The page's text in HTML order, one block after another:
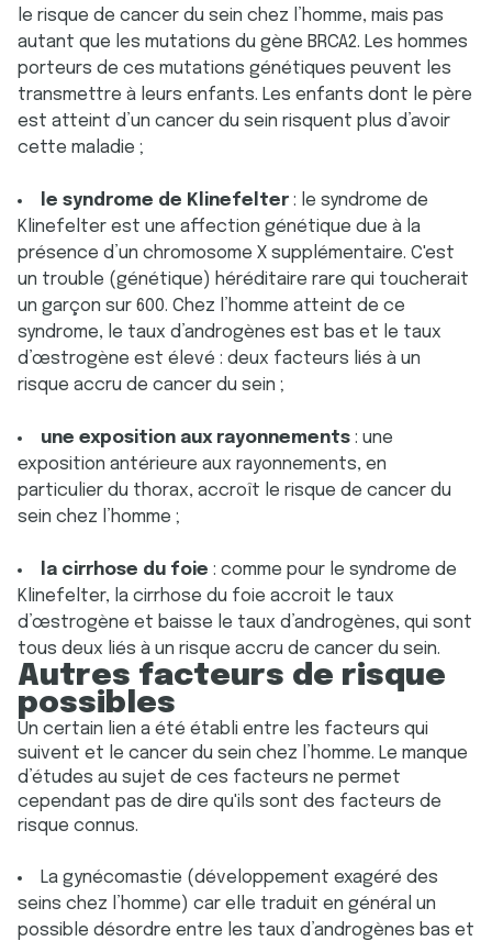
le risque de cancer du sein chez l’homme, mais pas
autant que les mutations du gène BRCA2. Les hommes
porteurs de ces mutations génétiques peuvent les
transmettre à leurs enfants. Les enfants dont le père
est atteint d’un cancer du sein risquent plus d’avoir
cette maladie ;
le syndrome de Klinefelter : le syndrome de
Klinefelter est une affection génétique due à la
présence d’un chromosome X supplémentaire. C'est
un trouble (génétique) héréditaire rare qui toucherait
un garçon sur 600. Chez l’homme atteint de ce
syndrome, le taux d’androgènes est bas et le taux
d’œstrogène est élevé : deux facteurs liés à un
risque accru de cancer du sein ;
une exposition aux rayonnements : une
exposition antérieure aux rayonnements, en
particulier du thorax, accroît le risque de cancer du
sein chez l’homme ;
la cirrhose du foie : comme pour le syndrome de
Klinefelter, la cirrhose du foie accroit le taux
d’œstrogène et baisse le taux d’androgènes, qui sont
tous deux liés à un risque accru de cancer du sein.
Autres facteurs de risque
possibles
Un certain lien a été établi entre les facteurs qui
suivent et le cancer du sein chez l’homme. Le manque
d’études au sujet de ces facteurs ne permet
cependant pas de dire qu'ils sont des facteurs de
risque connus.
La gynécomastie (développement exagéré des
seins chez l’homme) car elle traduit en général un
possible désordre entre les taux d’androgènes bas et